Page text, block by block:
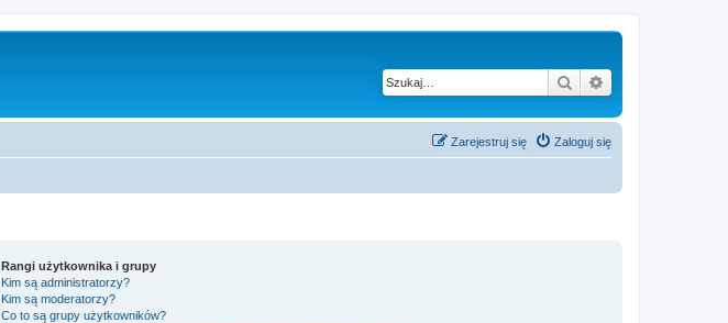
Szukaj
Zaloguj się
Zarejestruj się
Rangi użytkownika i grupy
Kim są administratorzy?
Kim są moderatorzy?
Co to są grupy użytkowników?